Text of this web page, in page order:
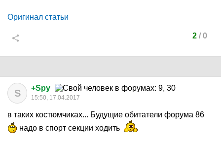
Оригинал статьи
2/ 0
S +Spy
15:50, 17.04.2017
в таких костюмчиках... Будущие обитатели форума 86
надо в спорт секции ходить